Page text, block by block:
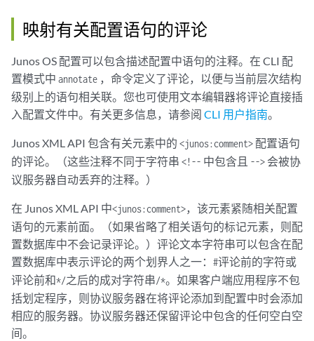
映射有关配置语句的评论
Junos OS 配置可以包含描述配置中语句的注释。在 CLI 配
置模式中 annotate ，命令定义了评论，以便与当前层次结构
级别上的语句相关联。您也可使用文本编辑器将评论直接插
入配置文件中。有关更多信息，请参阅 CLI 用户指南。
Junos XML API 包含有关元素中的 <junos:comment> 配置语句
的评论。（这些注释不同于字符串 <!-- 中包含且 --> 会被协
议服务器自动丢弃的注释。）
在 Junos XML API 中<junos:comment>，该元素紧随相关配置
语句的元素前面。（如果省略了相关语句的标记元素，则配
置数据库中不会记录评论。）评论文本字符串可以包含在配
置数据库中表示评论的两个划界人之一： #评论前的字符或
评论前和*/之后的成对字符串/*。如果客户端应用程序不包
括划定程序，则协议服务器在将评论添加到配置中时会添加
相应的服务器。协议服务器还保留评论中包含的任何空白空
间。